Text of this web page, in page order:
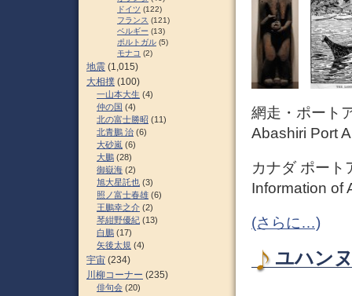
網走・ポート
Abashiri Port
カナダ ポート
Information of
(さらに…)
ユハン
ドイツ (122)
フランス (121)
ベルギー (13)
ポルトガル (5)
モナコ (2)
地震 (1,015)
大相撲 (100)
一山本大生 (4)
仲の国 (4)
北の富士勝昭 (11)
北青鵬 治 (6)
大砂嵐 (6)
大鵬 (28)
御嶽海 (2)
旭大星託也 (3)
照ノ富士春雄 (6)
王鵬幸之介 (2)
琴紺野優紀 (13)
白鵬 (17)
矢後太規 (4)
宇宙 (234)
川柳コーナー (235)
俳句会 (20)